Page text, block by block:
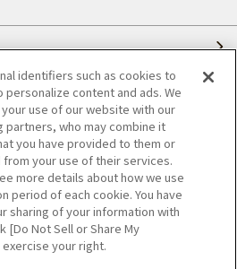
いて
をご検討の方へ
FEDERATION. All rights reserved.
identifiers such as cookies to
personalize content and ads. We
use of our website with our
partners, who may combine it
you have provided to them or
your use of their services.
more details about how we use
period of each cookie. You have
sharing of your information with
[Do Not Sell or Share My
your right.